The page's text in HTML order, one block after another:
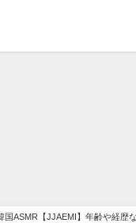
国ASMR【JJAEMI】年齢や経歴